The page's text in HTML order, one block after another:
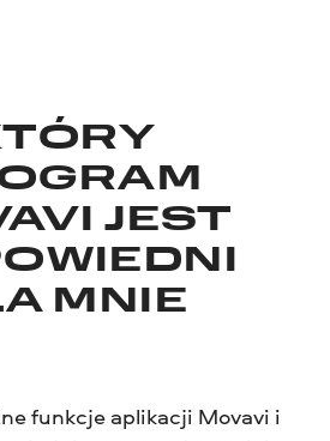
JEST
MNIE
funkcje aplikacji Movavi i